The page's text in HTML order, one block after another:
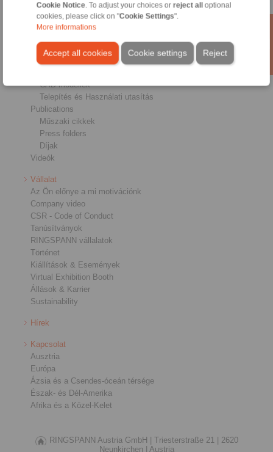
Cookie Notice . To adjust your choices or reject alloptional
cookies, please click on "Cookie Settings".
More informations
Accept all cookies Reject
Cookie settings
Ágazatok
Letöltések
Termékkatalógusok
CAD modellek
Telepítés és Használati utasítás
Publications
Műszaki cikkek
Press folders
Díjak
Videók
Vállalat
Az Ön előnye a mi motivációnk
Company video
CSR - Code of Conduct
Tanúsítványok
RINGSPANN vállalatok
Történet
Kiállítások & Események
Virtual Exhibition Booth
Állások & Karrier
Sustainability
Hírek
Kapcsolat
Ausztria
Európa
Ázsia és a Csendes-óceán térsége
Észak- és Dél-Amerika
Afrika és a Közel-Kelet
RINGSPANN Austria GmbH | Triesterstraße 21 |
2620
Neunkirchen |
Austria